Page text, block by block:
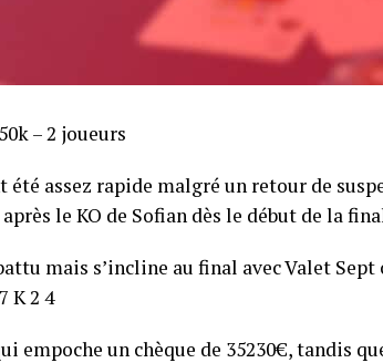
– 2 joueurs
assez rapide malgré un retour de
le KO de Sofian dès le début de la
mais s’incline au final avec Valet
K 2 4
empoche un chèque de 35230€, tandis